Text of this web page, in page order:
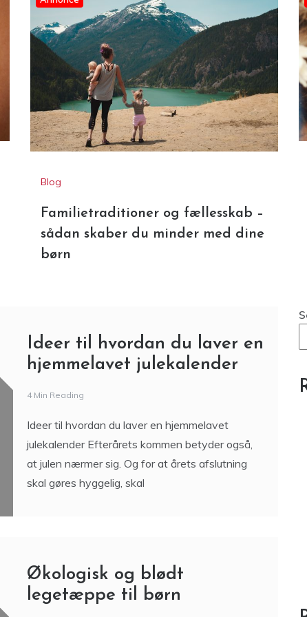
Annonce
Familietraditioner og fællesskab –
sådan skaber du minder med dine
Ideer til hvordan du laver en
hjemmelavet julekalender
julekalender Efterårets kommen betyder også,
at julen nærmer sig. Og for at årets afslutning